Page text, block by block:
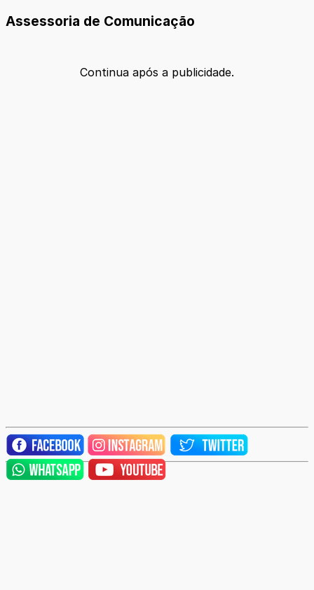
Assessoria de Comunicação
Continua após a publicidade.